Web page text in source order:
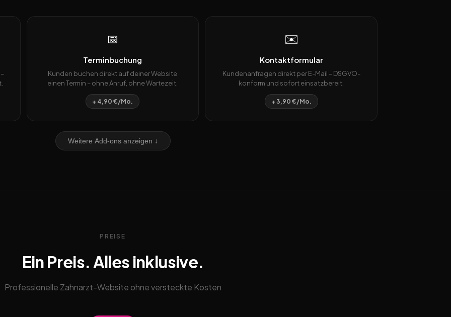
📅
Terminbuchung
Kunden buchen direkt auf deiner Website
einen Termin – ohne Anruf, ohne Wartezeit.
+ 4,90 €/Mo.
✉️
Kontaktformular
Kundenanfragen direkt per E-Mail – DSGVO-
konform und sofort einsatzbereit.
+ 3,90 €/Mo.
Weitere Add-ons anzeigen ↓
PREISE
Ein Preis. Alles inklusive.
Professionelle Zahnarzt-Website ohne versteckte Kosten